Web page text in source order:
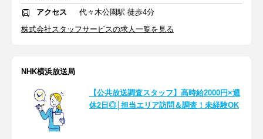
アクセス
代々木公園駅 徒歩4分
株式会社スタッフサービスの求人一覧を見る
NHK横浜放送局
【公共放送調査スタッフ】高時給2000円×週
休2日◎│担当エリア訪問＆調査！未経験OK